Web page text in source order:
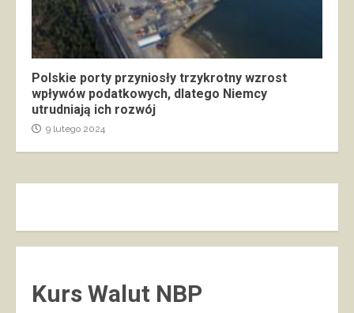
Polskie porty przyniosły trzykrotny wzrost
wpływów podatkowych, dlatego Niemcy
utrudniają ich rozwój
9 lutego 2024
Kurs Walut NBP